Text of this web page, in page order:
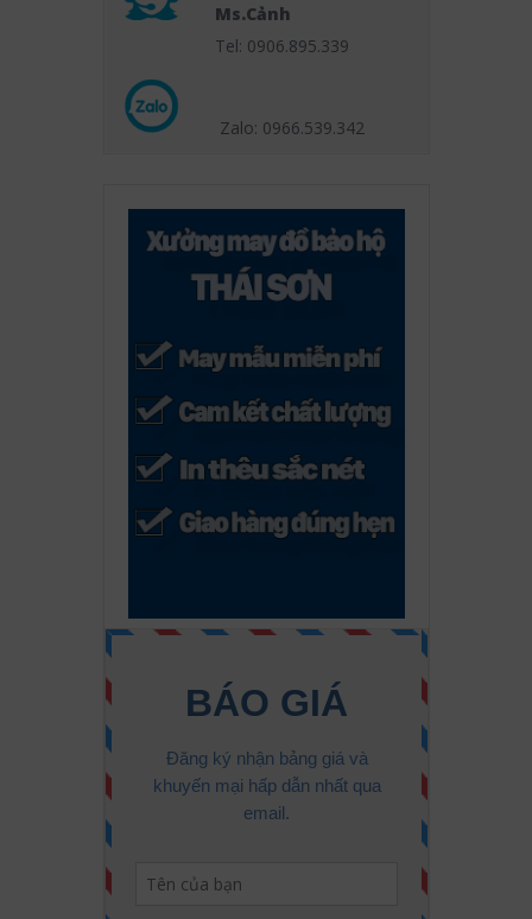
Ms.Cảnh
Tel: 0906.895.339
Zalo: 0966.539.342